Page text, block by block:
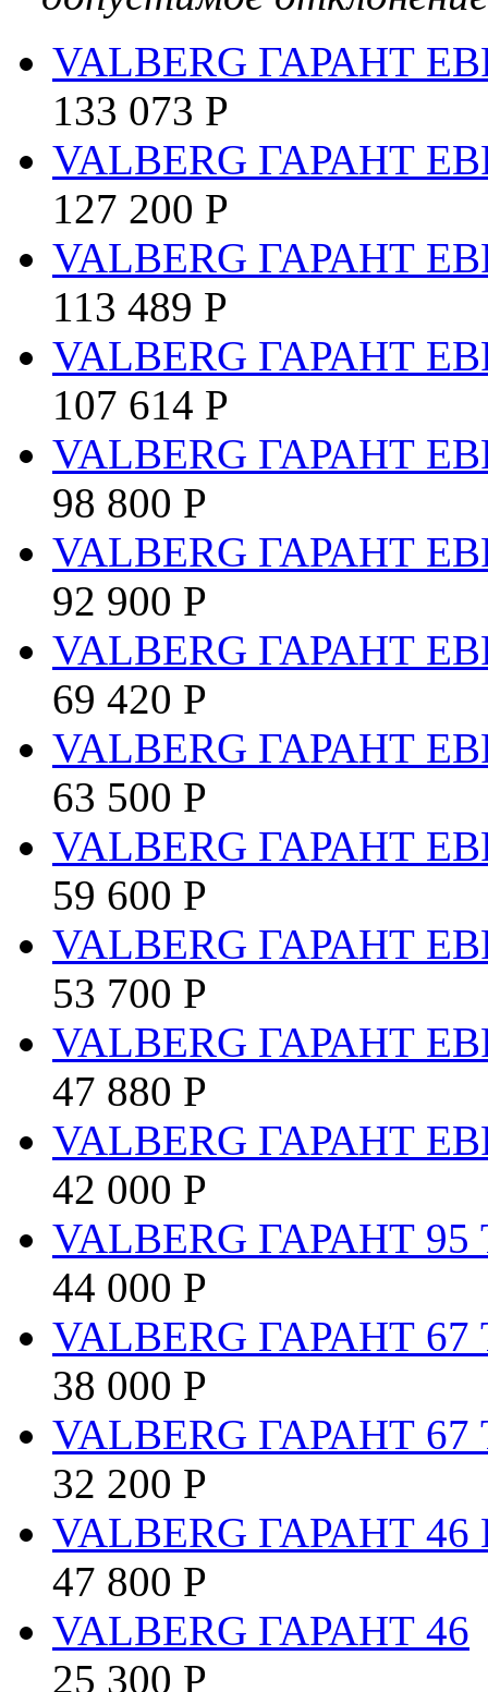
VALBERG ГАРАНТ
133 073 Р
VALBERG ГАРАНТ
127 200 Р
VALBERG ГАРАНТ
113 489 Р
VALBERG ГАРАНТ
107 614 Р
VALBERG ГАРАНТ
98 800 Р
VALBERG ГАРАНТ
92 900 Р
VALBERG ГАРАНТ
69 420 Р
VALBERG ГАРАНТ
63 500 Р
VALBERG ГАРАНТ
59 600 Р
VALBERG ГАРАНТ
53 700 Р
VALBERG ГАРАНТ
47 880 Р
VALBERG ГАРАНТ
42 000 Р
VALBERG ГАРАНТ 95
44 000 Р
VALBERG ГАРАНТ 67
38 000 Р
VALBERG ГАРАНТ 67
32 200 Р
VALBERG ГАРАНТ 46
47 800 Р
VALBERG ГАРАНТ 46
25 300 Р